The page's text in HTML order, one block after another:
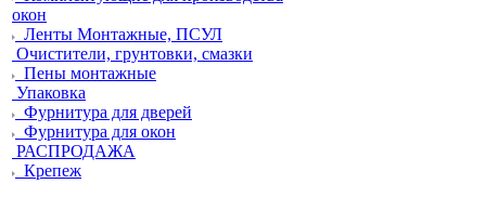
окон
Ленты Монтажные, ПСУЛ
Очистители, грунтовки, смазки
Пены монтажные
Упаковка
Фурнитура для дверей
Фурнитура для окон
РАСПРОДАЖА
Крепеж